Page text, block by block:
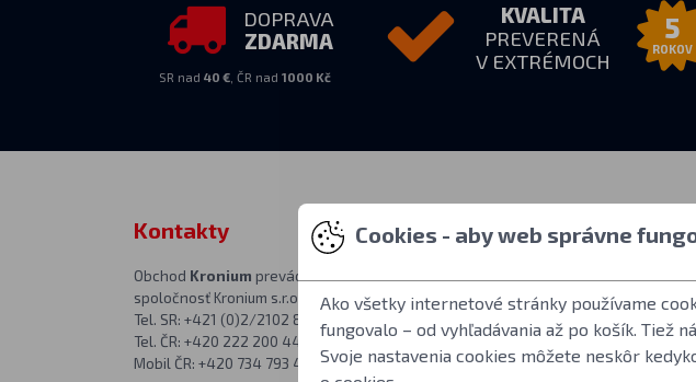
DOPRAVA
ZDARMA
SR nad40 € , ČR nad1000 Kč
KVALITA
PREVERENÁ
V EXTRÉMOCH
5
ROKOV
Kontakty
Obchod Kronium prevádzkuje
spoločnosť Kronium s.r.o.
Tel. SR: +421 (0)2/2102 8626
Tel. ČR: +420 222 200 444
Mobil ČR: +420 734 793 444
Zastihnete nás
Adresa predajne:
Rímská 20
Praha 2
Vrátenie
Záručné
Cookies - aby web správne
Ako všetky internetové stránky používame
fungovalo – od vyhľadávania až po košík. Tiež
Svoje nastavenia cookies môžete neskôr